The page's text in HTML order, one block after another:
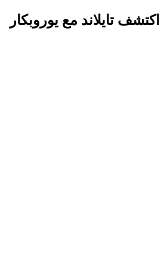
اكتشف تايلاند مع يوروبكار